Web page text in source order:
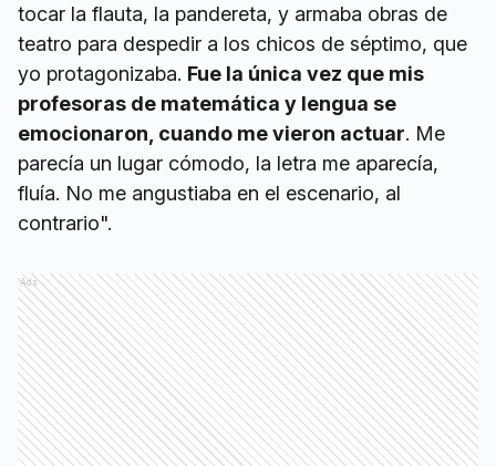
tocar la flauta, la pandereta, y armaba obras de
teatro para despedir a los chicos de séptimo, que
yo protagonizaba. Fue la única vez que mis
profesoras de matemática y lengua se
emocionaron, cuando me vieron actuar. Me
parecía un lugar cómodo, la letra me aparecía,
fluía. No me angustiaba en el escenario, al
contrario".
Ads